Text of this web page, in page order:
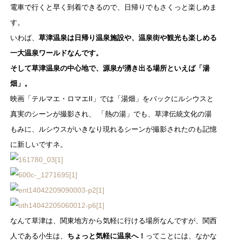
電車で行くと早く到着できるので、日帰りでもさくっと楽しめま
す。
いわば、 草津温泉は日帰り温泉施設や、温泉街や観光も楽しめる
一大温泉ワールドなんです。
そして草津温泉の中心地で、源泉が湧き出る場所といえば「湯
畑」。
映画「テルマエ・ロマエII」では「湯畑」をバックにルシウスと
真実のシーンが撮影され、 「熱の湯」でも、草津伝統文化の湯
もみに、ルシウスがいきなり現れるシーンが撮影されたのも記憶
に新しいですネ。
なんて草津は、関東地方から気軽に行ける場所なんですが、関西
人である小生は、 ちょっと気軽に温泉へ！ ってことには、なかな